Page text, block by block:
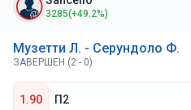
3285(+49.2%)
Музетти Л. - Серундоло Ф.
ЗАВЕРШЕН (2 - 0)
1.90 П2